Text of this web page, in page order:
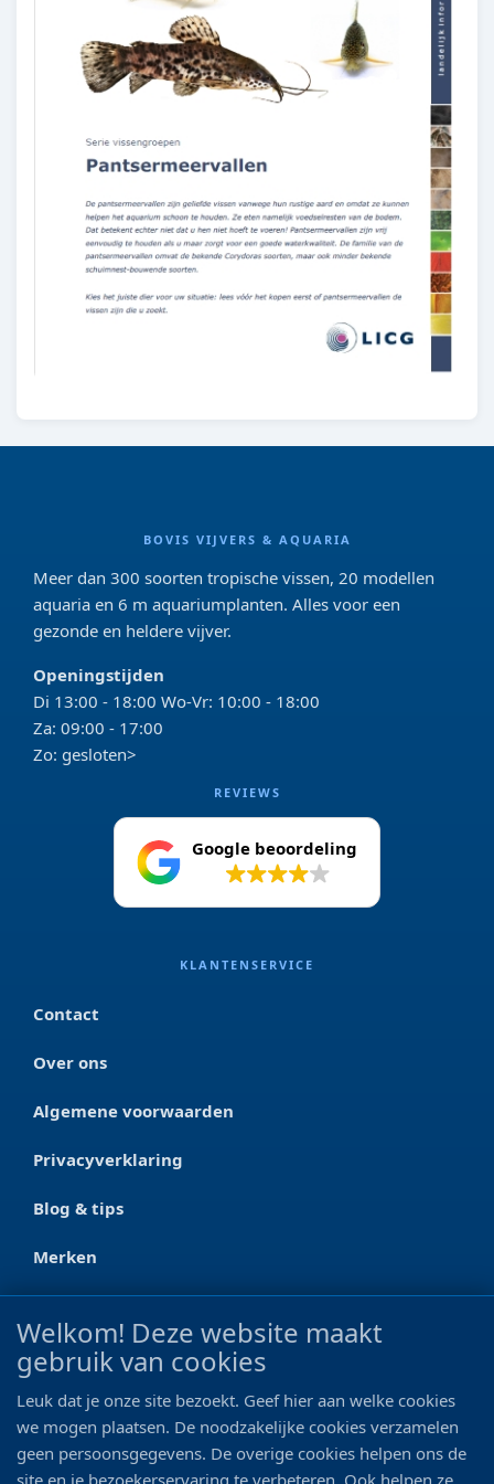
BOVIS VIJVERS & AQUARIA
Meer dan 300 soorten tropische vissen, 20 modellen
aquaria en 6 m aquariumplanten. Alles voor een
gezonde en heldere vijver.
Openingstijden
Di 13:00 - 18:00 Wo-Vr: 10:00 - 18:00
Za: 09:00 - 17:00
Zo: gesloten>
REVIEWS
Google beoordeling
KLANTENSERVICE
Contact
Over ons
Algemene voorwaarden
Privacyverklaring
Blog & tips
Merken
CONTACT
Ootmarsumseweg 125a
0546 - 622 990
06 - 11 19 81 42
Welkom! Deze website maakt
gebruik van cookies
Leuk dat je onze site bezoekt. Geef hier aan welke cookies
we mogen plaatsen. De noodzakelijke cookies verzamelen
geen persoonsgegevens. De overige cookies helpen ons de
site en je bezoekerservaring te verbeteren. Ook helpen ze